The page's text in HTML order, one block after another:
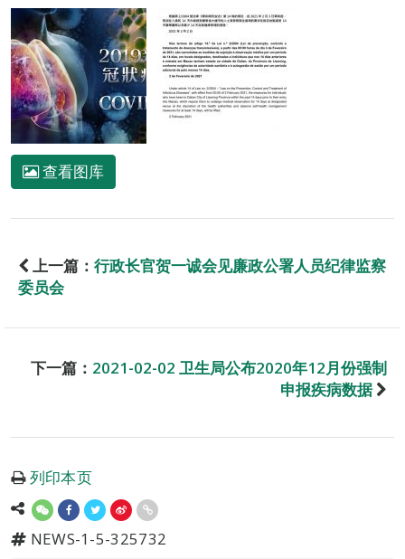
查看图库
上一篇： 行政长官贺一诚会见廉政公署人员纪律监察
委员会
下一篇： 2021-02-02 卫生局公布2020年12月份强制
申报疾病数据
列印本页
NEWS-1-5-325732